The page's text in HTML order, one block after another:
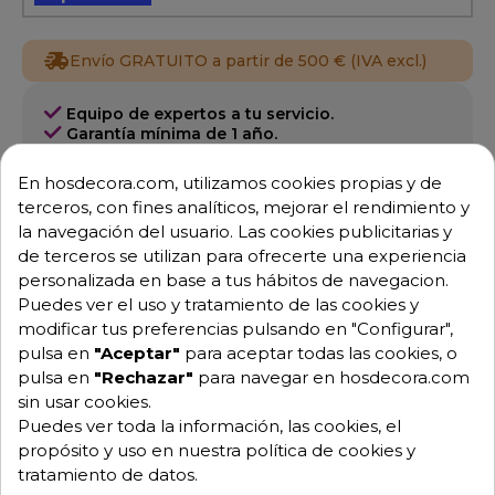
Envío GRATUITO a partir de 500 € (IVA excl.)
Equipo de expertos a tu servicio.
Garantía mínima de 1 año.
Consulta tus dudas con nosotros.
976 25 59 91
info@hosdecora.com
Hablemos
Pide tu presupuesto
En hosdecora.com, utilizamos cookies propias y de
terceros, con fines analíticos, mejorar el rendimiento y
la navegación del usuario. Las cookies publicitarias y
de terceros se utilizan para ofrecerte una experiencia
personalizada en base a tus hábitos de navegacion.
Puedes ver el uso y tratamiento de las cookies y
modificar tus preferencias pulsando en "Configurar",
pulsa en "Aceptar" para aceptar todas las cookies, o
pulsa en "Rechazar" para navegar en hosdecora.com
sin usar cookies.
Puedes ver toda la información, las cookies, el
propósito y uso en nuestra política de cookies y
tratamiento de datos.